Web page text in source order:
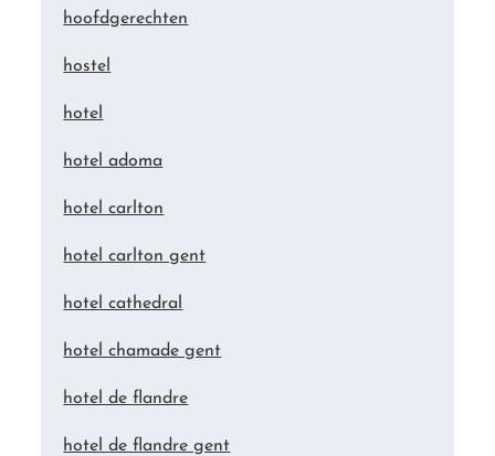
hoofdgerechten
hostel
hotel
hotel adoma
hotel carlton
hotel carlton gent
hotel cathedral
hotel chamade gent
hotel de flandre
hotel de flandre gent